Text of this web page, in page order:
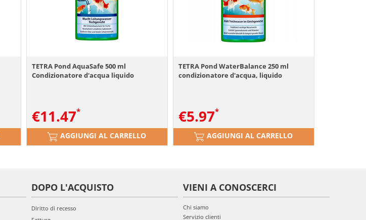
TETRA Pond AquaSafe 500 ml
Condizionatore d'acqua liquido
€11.47
AGGIUNGI AL CARRELLO
TETRA Pond WaterBalance 250 ml
condizionatore d'acqua, liquido
€5.97
AGGIUNGI AL CARRELLO
DOPO L'ACQUISTO
Diritto di recesso
VIENI A CONOSCERCI
Chi siamo
Servizio clienti